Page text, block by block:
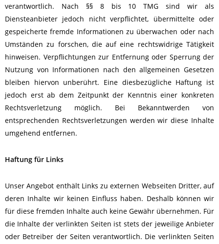
verantwortlich. Nach §§ 8 bis 10 TMG sind wir als
Diensteanbieter jedoch nicht verpflichtet, übermittelte oder
gespeicherte fremde Informationen zu überwachen oder nach
Umständen zu forschen, die auf eine rechtswidrige Tätigkeit
hinweisen. Verpflichtungen zur Entfernung oder Sperrung der
Nutzung von Informationen nach den allgemeinen Gesetzen
bleiben hiervon unberührt. Eine diesbezügliche Haftung ist
jedoch erst ab dem Zeitpunkt der Kenntnis einer konkreten
Rechtsverletzung möglich. Bei Bekanntwerden von
entsprechenden Rechtsverletzungen werden wir diese Inhalte
umgehend entfernen.
Haftung für Links
Unser Angebot enthält Links zu externen Webseiten Dritter, auf
deren Inhalte wir keinen Einfluss haben. Deshalb können wir
für diese fremden Inhalte auch keine Gewähr übernehmen. Für
die Inhalte der verlinkten Seiten ist stets der jeweilige Anbieter
oder Betreiber der Seiten verantwortlich. Die verlinkten Seiten